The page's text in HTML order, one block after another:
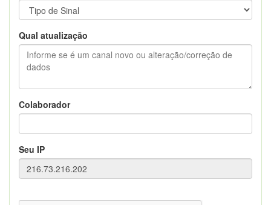
Qual atualização
Colaborador
Seu IP